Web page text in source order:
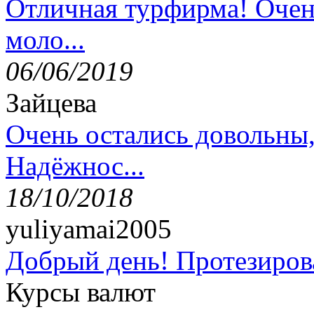
Отличная турфирма!
моло...
06/06/2019
Зайцева
Очень остались
Надёжнос...
18/10/2018
yuliyamai2005
Добрый день!
Курсы валют